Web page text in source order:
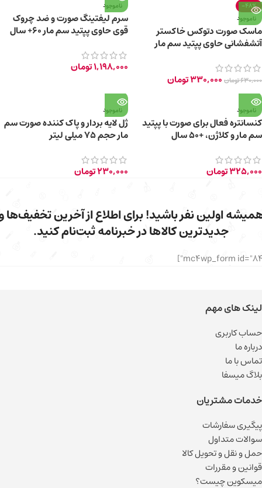
-48%
ناموجود
ماسک صورت دتوکس خاکستر
آتشفشانی حاوی پپتید سم مار
630,000تومان 330,000تومان
ناموجود
سرم لیفتینگ صورت و ضد چروک
قوی حاوی پپتید سم مار 60+ سال
1,198,000تومان
ناموجود
کنسانتره فعال برای صورت با پپتید
سم مار و کلاژن، +50 سال
325,000تومان
ناموجود
ژل لایه بردار و پاک کننده صورت سم
مار حجم ۷۵ میلی لیتر
230,000تومان
اولین نفر باشید! برای اطلاع از آخرین تخفیف‌ها
جدیدترین کالاها در خبرنامه ثبت‌نام کنید.
لینک های مهم
حساب کاربری
درباره ما
تماس با ما
بلاگ میسفا
خدمات مشتریان
پیگیری سفارشات
سوالات متداول
حمل و نقل و تحویل کالا
قوانین و مقررات
میسکوین چیست؟